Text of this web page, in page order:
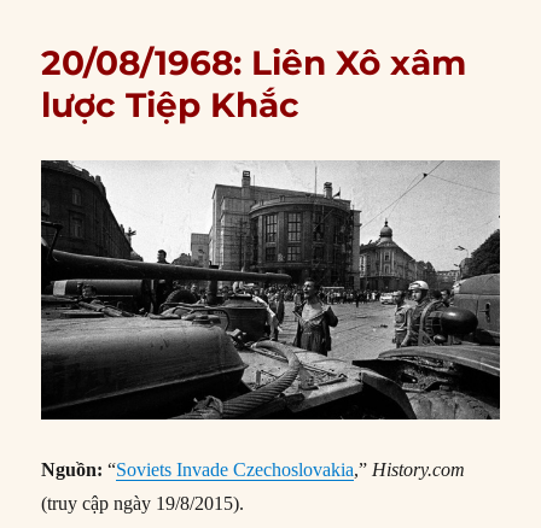
20/08/1968: Liên Xô xâm
lược Tiệp Khắc
Nguồn: “Soviets Invade Czechoslovakia,” History.com
(truy cập ngày 19/8/2015).